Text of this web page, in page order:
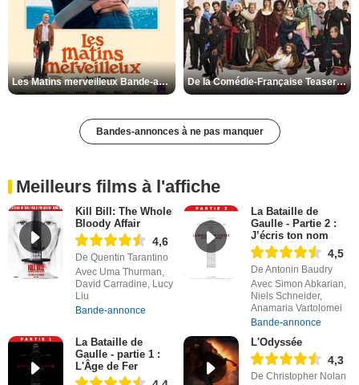
Les Matins merveilleux Bande-annonce VF De la Comédie-Française Teaser VF
Bandes-annonces à ne pas manquer
Meilleurs films à l'affiche
Kill Bill: The Whole
Bloody Affair
4,6
De Quentin Tarantino
Avec Uma Thurman,
David Carradine, Lucy
Liu
Bande-annonce
La Bataille de
Gaulle - Partie 2 :
J’écris ton nom
4,5
De Antonin Baudry
Avec Simon Abkarian,
Niels Schneider,
Anamaria Vartolomei
Bande-annonce
La Bataille de
Gaulle - partie 1 :
L'Âge de Fer
L'Odyssée
4,3
De Christopher Nolan